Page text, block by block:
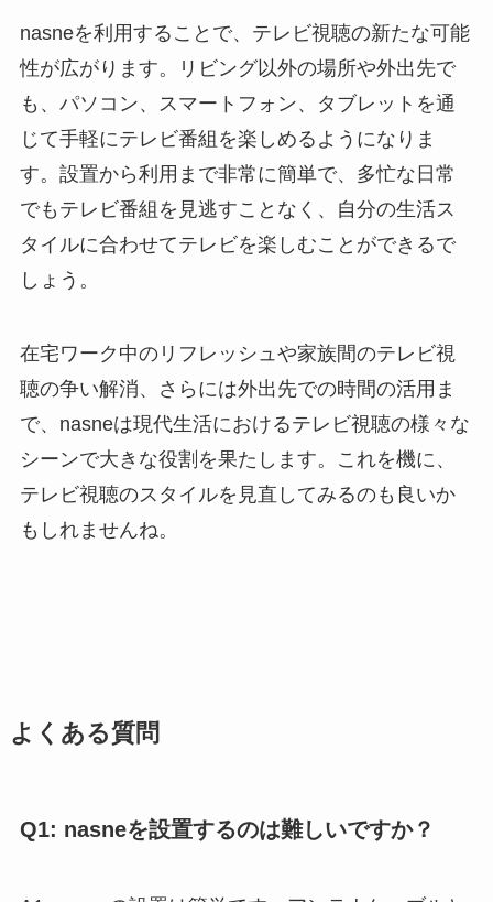
nasneを利用することで、テレビ視聴の新たな可能
性が広がります。リビング以外の場所や外出先で
も、パソコン、スマートフォン、タブレットを通
じて手軽にテレビ番組を楽しめるようになりま
す。設置から利用まで非常に簡単で、多忙な日常
でもテレビ番組を見逃すことなく、自分の生活ス
タイルに合わせてテレビを楽しむことができるで
しょう。
在宅ワーク中のリフレッシュや家族間のテレビ視
聴の争い解消、さらには外出先での時間の活用ま
で、nasneは現代生活におけるテレビ視聴の様々な
シーンで大きな役割を果たします。これを機に、
テレビ視聴のスタイルを見直してみるのも良いか
もしれませんね。
よくある質問
Q1: nasneを設置するのは難しいですか？